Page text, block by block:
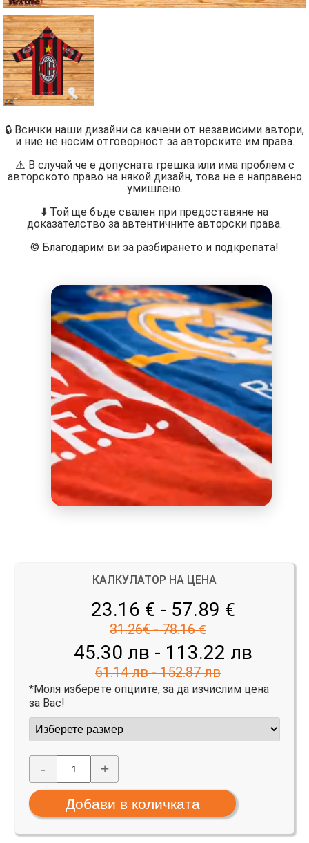
🔒 Всички наши дизайни са качени от независими автори,
и ние не носим отговорност за авторските им права.
⚠️ В случай че е допусната грешка или има проблем с
авторското право на някой дизайн, това не е направено
умишлено.
⬇️ Той ще бъде свален при предоставяне на
доказателство за автентичните авторски права.
©️ Благодарим ви за разбирането и подкрепата!
КАЛКУЛАТОР НА ЦЕНА
23.16 € - 57.89 €
31.26€ - 78.16 €
45.30 лв - 113.22 лв
61.14 лв - 152.87 лв
*Моля изберете опциите, за да изчислим цена
за Вас!
- +